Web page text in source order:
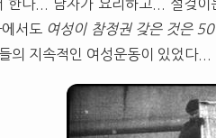
한다... 남자가 요리하고... 설겆
서도 여성이 참정권 갖은 것은
의 지속적인 여성운동이 있었다...